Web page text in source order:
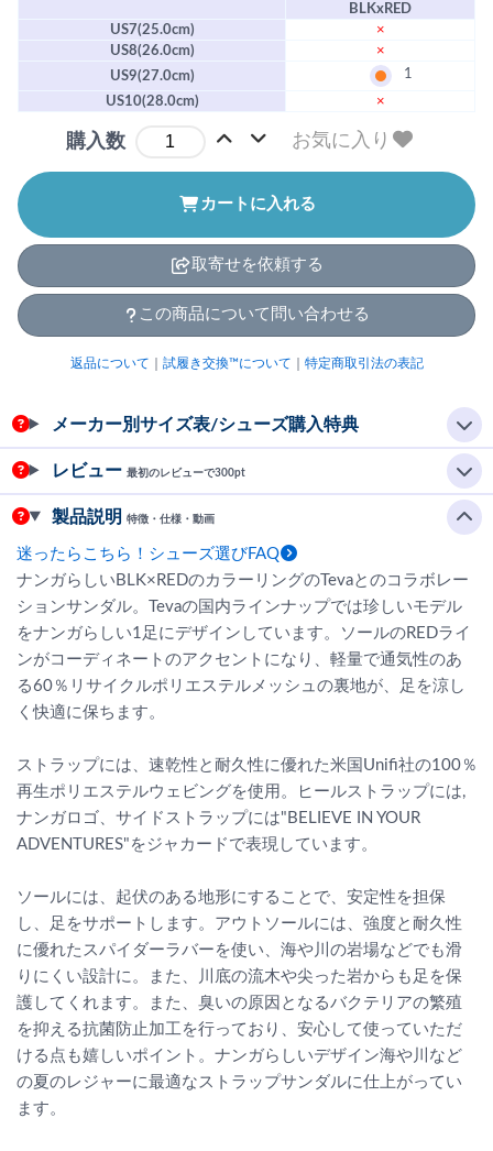
BLKxRED
US7(25.0cm)
×
US8(26.0cm)
×
US9(27.0cm)
1
US10(28.0cm) ×
購入数 お気に入り
カートに入れる
取寄せを依頼する
この商品について問い合わせる
返品について 試履き交換™について 特定商取引法の表記
メーカー別サイズ表/シューズ購入特典
レビュー 最初のレビューで300pt
製品説明 特徴・仕様・動画
迷ったらこちら！シューズ選びFAQ
ナンガらしいBLK×REDのカラーリングのTevaとのコラボレー
ションサンダル。Tevaの国内ラインナップでは珍しいモデル
をナンガらしい1足にデザインしています。ソールのREDライ
ンがコーディネートのアクセントになり、軽量で通気性のあ
る60％リサイクルポリエステルメッシュの裏地が、足を涼し
く快適に保ちます。
ストラップには、速乾性と耐久性に優れた米国Unifi社の100％
再生ポリエステルウェビングを使用。ヒールストラップには,
ナンガロゴ、サイドストラップには"BELIEVE IN YOUR
ADVENTURES"をジャカードで表現しています。
ソールには、起伏のある地形にすることで、安定性を担保
し、足をサポートします。アウトソールには、強度と耐久性
に優れたスパイダーラバーを使い、海や川の岩場などでも滑
りにくい設計に。また、川底の流木や尖った岩からも足を保
護してくれます。また、臭いの原因となるバクテリアの繁殖
を抑える抗菌防止加工を行っており、安心して使っていただ
ける点も嬉しいポイント。ナンガらしいデザイン海や川など
の夏のレジャーに最適なストラップサンダルに仕上がってい
ます。